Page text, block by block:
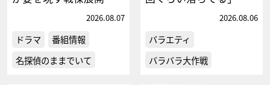
2026.08.07
ドラマ
番組情報
名探偵のままでいて
2026.08.06
バラエティ
バラバラ大作戦